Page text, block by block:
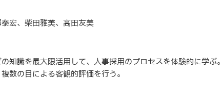
宏、柴田雅美、高田友美
知識を最大限活用して、人事採用のプロセスを体験的に学ぶ。
数の目による客観的評価を行う。